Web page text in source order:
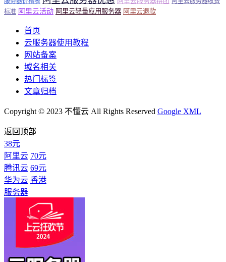
标准 阿里云活动 阿里云轻量应用服务器 阿里云退款
首页
云服务器使用教程
网站备案
域名相关
热门标签
文章归档
Copyright © 2023 不懂云 All Rights Reserved Google XML
返回顶部
38元
阿里云 70元
腾讯云 69元
华为云 香港
服务器